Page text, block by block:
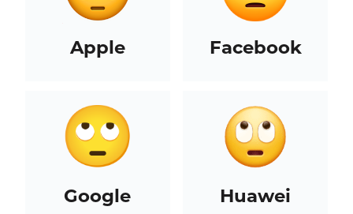
Apple Facebook
Google Huawei